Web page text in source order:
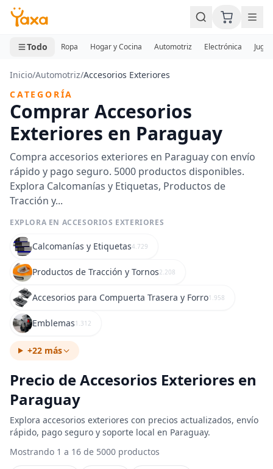
MINI CARRITO
0 productos
Todo Ropa Hogar y Cocina Automotriz Electrónica
Inicio/Automotriz/Accesorios Exteriores
CATEGORÍA
Comprar Accesorios
Exteriores en Paraguay
Compra accesorios exteriores en Paraguay con envío
rápido y pago seguro. 5000 productos disponibles.
Explora Calcomanías y Etiquetas, Productos de
Tracción y...
EXPLORA EN ACCESORIOS EXTERIORES
Calcomanías y Etiquetas4.729
Productos de Tracción y Tornos2.208
Accesorios para Compuerta Trasera y Forro1.958
Emblemas1.312
+22 más
Precio de Accesorios Exteriores en
Paraguay
Explora accesorios exteriores con precios actualizados, envío
rápido, pago seguro y soporte local en Paraguay.
Mostrando 1 a 16 de 5000 productos